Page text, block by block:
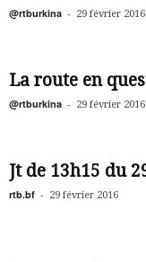
@rtburkina - 29 février 2016
La route en
@rtburkina - 29 février 2016
Jt de 13h15 du
rtb.bf - 29 février 2016